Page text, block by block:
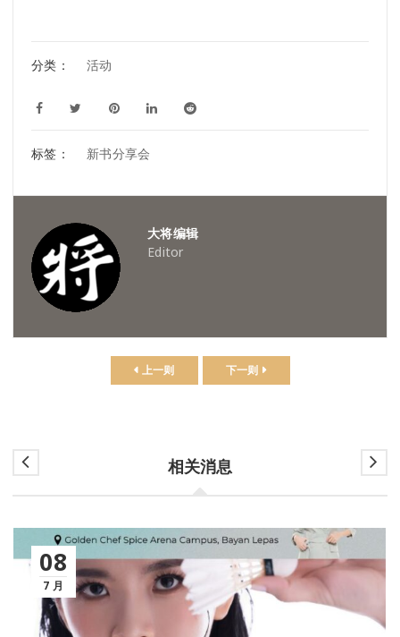
分类： 活动
标签： 新书分享会
大将编辑
Editor
上一则 下一则
相关消息
08
7 月